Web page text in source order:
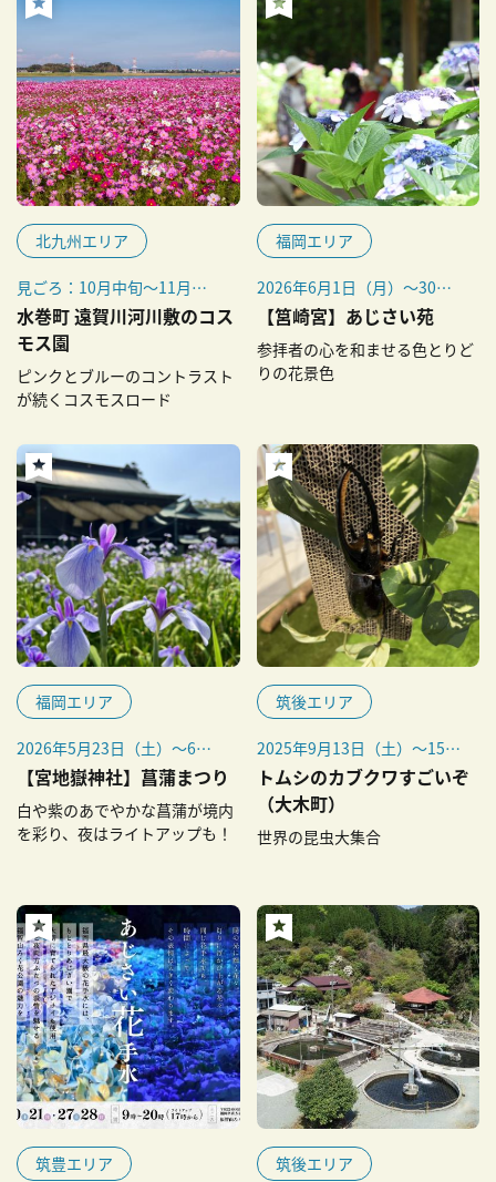
北九州エリア
見ごろ：10月中旬～11月上
旬
水巻町 遠賀川河川敷のコス
モス園
ピンクとブルーのコントラスト
が続くコスモスロード
福岡エリア
2026年6月1日（月）～30日
（火）
※気候により開花時期・開園
日程が変わる場合がありま
す。
【筥崎宮】あじさい苑
参拝者の心を和ませる色とりど
りの花景色
福岡エリア
2026年5月23日（土）～6月
14日（日）
の可能性があります。
【宮地嶽神社】菖蒲まつり
白や紫のあでやかな菖蒲が境内
を彩り、夜はライトアップも！
筑後エリア
2025年9月13日（土）～15日
（月・祝）
トムシのカブクワすごいぞ
（大木町）
世界の昆虫大集合
筑豊エリア 筑後エリア